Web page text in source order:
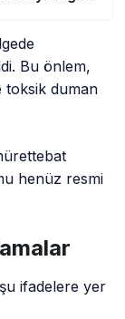
Bu önlem,
toksik duman
henüz resmi
ifadelere yer